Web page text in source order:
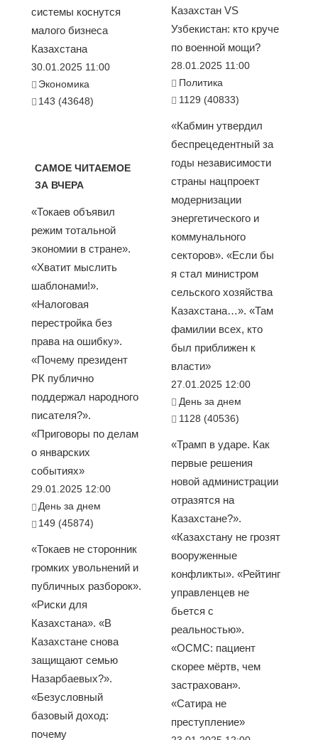
системы коснутся
малого бизнеса
Казахстана
30.01.2025 11:00
Экономика
143 (43648)
САМОЕ ЧИТАЕМОЕ
ЗА ВЧЕРА
«Токаев объявил
режим тотальной
экономии в стране».
«Хватит мыслить
шаблонами!».
«Налоговая
перестройка без
права на ошибку».
«Почему президент
РК публично
поддержал народного
писателя?».
«Приговоры по делам
о январских
событиях»
29.01.2025 12:00
День за днем
149 (45874)
«Токаев не сторонник
громких увольнений и
публичных разборок».
«Риски для
Казахстана». «В
Казахстане снова
защищают семью
Назарбаевых?».
«Безусловный
базовый доход:
почему
Казахстан VS
Узбекистан: кто круче
по военной мощи?
28.01.2025 11:00
Политика
1129 (40833)
«Кабмин утвердил
беспрецедентный за
годы независимости
страны нацпроект
модернизации
энергетического и
коммунального
секторов». «Если бы
я стал министром
сельского хозяйства
Казахстана…». «Там
фамилии всех, кто
был приближен к
власти»
27.01.2025 12:00
День за днем
1128 (40536)
«Трамп в ударе. Как
первые решения
новой администрации
отразятся на
Казахстане?».
«Казахстану не грозят
вооруженные
конфликты». «Рейтинг
управленцев не
бьется с
реальностью».
«ОСМС: пациент
скорее мёртв, чем
застрахован».
«Сатира не
преступление»